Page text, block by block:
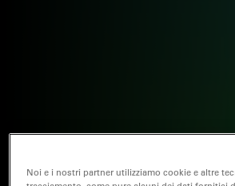
Noi e i nostri partner utilizziamo cookie e altre